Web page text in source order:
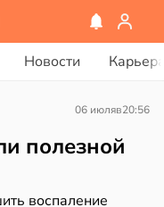
Новости
06 июляв20:56
полезной
воспаление